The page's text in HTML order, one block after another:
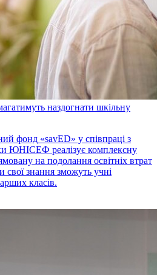
наздогнати шкільну
фонд «savED» у співпраці з
ЮНІСЕФ реалізує комплексну
на подолання освітніх втрат
свої знання зможуть учні
класів.